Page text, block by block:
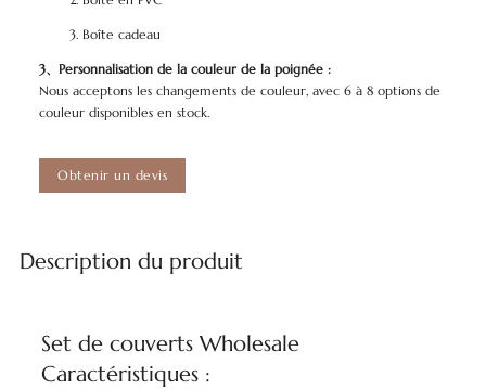
Boîte cadeau
3、Personnalisation de la couleur de la poignée :
Nous acceptons les changements de couleur, avec 6 à 8 options de
couleur disponibles en stock.
Obtenir un devis
Description du produit
Set de couverts Wholesale
Caractéristiques :